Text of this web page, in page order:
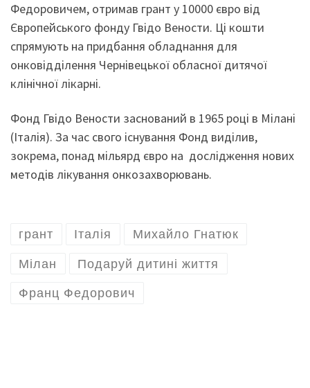
Федоровичем, отримав грант у 10000 євро від
Європейського фонду Гвідо Вености. Ці кошти
спрямують на придбання обладнання для
онковідділення Чернівецької обласної дитячої
клінічної лікарні.
Фонд Гвідо Вености заснований в 1965 році в Мілані
(Італія). За час свого існування Фонд виділив,
зокрема, понад мільярд євро на дослідження нових
методів лікування онкозахворювань.
грант Італія Михайло Гнатюк
Мілан Подаруй дитині життя
Франц Федорович